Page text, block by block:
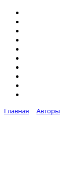
Главная Авторы